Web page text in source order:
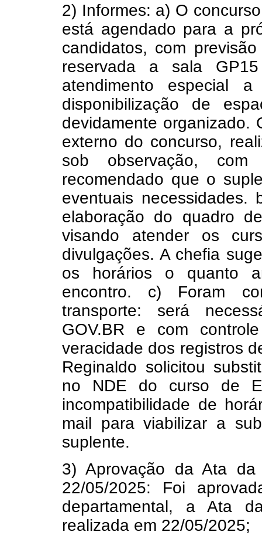
2) Informes: a) O
está agendado para a
candidatos, com
reservada a sala
atendimento especial
disponibilização de
devidamente organizado.
externo do concurso,
sob observação,
recomendado que o
eventuais
elaboração do quadro
visando atender os
divulgações. A chefia
os horários o quanto
encontro. c) Foram
transporte: será
GOV.BR e com
veracidade dos registros
Reginaldo solicitou
no NDE do curso de
incompatibilidade de
mail para viabilizar a
suplente.
3) Aprovação da Ata
22/05/2025: Foi
departamental, a Ata
realizada em 22/05/2025;